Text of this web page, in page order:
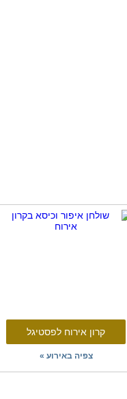
קרון אירוח לפסטיגל
צפיה באירוע »